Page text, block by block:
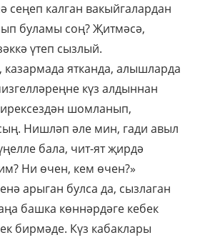
сеңеп калган вакыйгалардан
буламы соң? Җитмәсә,
үтеп сызлый.
казармада ятканда, алышларда
күз алдыннан
ирексездән шомланып,
Нишләп әле мин, гади авыл
бала, чит-ят җирдә
Ни өчен, кем өчен?»
арыган булса да, сызлаган
башка көннәрдәге кебек
бирмәде. Күз кабаклары